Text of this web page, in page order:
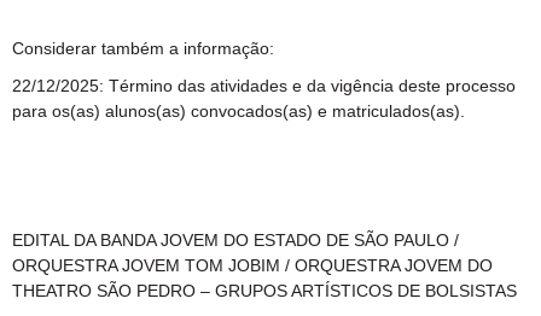
Considerar também a informação:
22/12/2025: Término das atividades e da vigência deste processo
para os(as) alunos(as) convocados(as) e matriculados(as).
EDITAL DA BANDA JOVEM DO ESTADO DE SÃO PAULO /
ORQUESTRA JOVEM TOM JOBIM / ORQUESTRA JOVEM DO
THEATRO SÃO PEDRO – GRUPOS ARTÍSTICOS DE BOLSISTAS